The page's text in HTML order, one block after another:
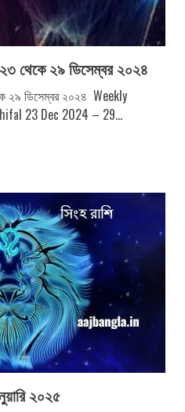
২৩ থেকে ২৯ ডিসেম্বর ২০২৪
২৯ ডিসেম্বর ২০২৪ Weekly
23 Dec 2024 – 29...
২০২৫